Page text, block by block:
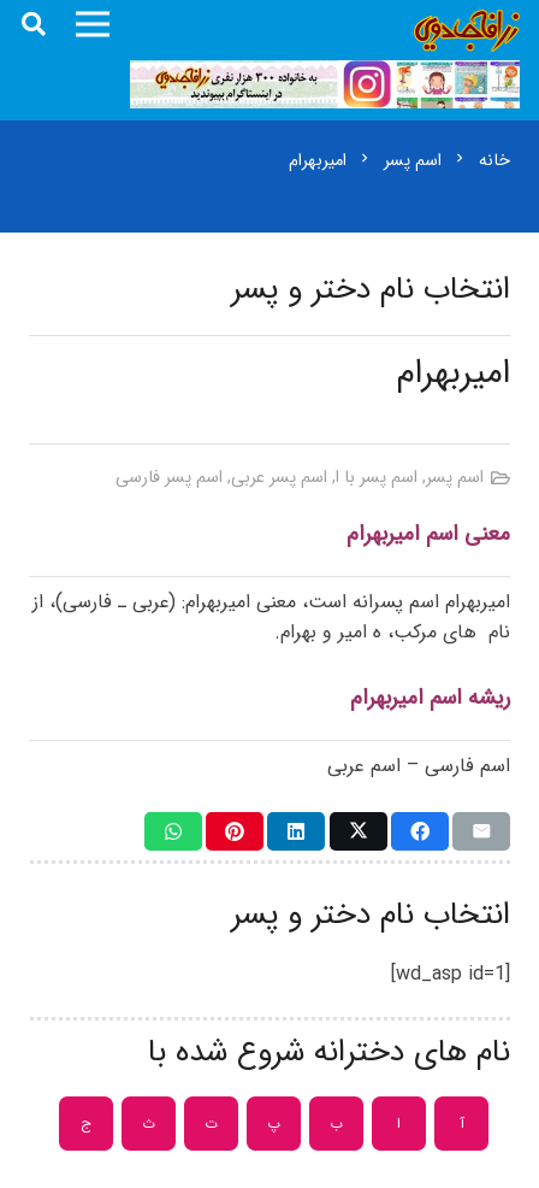
خانه chevron_right اسم پسر chevron_right امیربهرام
انتخاب نام دختر و پسر
امیربهرام
اسم پسر, اسم پسر با ا, اسم پسر عربی, اسم پسر فارسی
معنی اسم امیربهرام
امیربهرام اسم پسرانه است، معنی امیربهرام: (عربی ـ فارسی)، از
نام های مرکب، ه امیر و بهرام.
ریشه اسم امیربهرام
اسم فارسی – اسم عربی
انتخاب نام دختر و پسر
[wd_asp id=1]
نام های دخترانه شروع شده با
آ ا ب پ ت ث ج